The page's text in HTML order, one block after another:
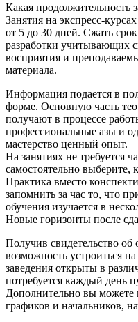
Какая продолжительность
Занятия на экспресс-
от 5 до 30 дней. Сжать срок
разработки учитывающих
восприятия и
материала.
Информация подается в
форме. Основную часть
получают в процессе
профессиональные азы и
мастерство ценный опыт.
На занятиях не требуется
самостоятельно выберите,
Практика вместо
запомнить за час то, что
обучения изучается в
Новые горизонты после
Получив свидетельство об
возможность устроиться
заведения открыты в
потребуется каждый день
Дополнительно вы можете
графиков и начальников,